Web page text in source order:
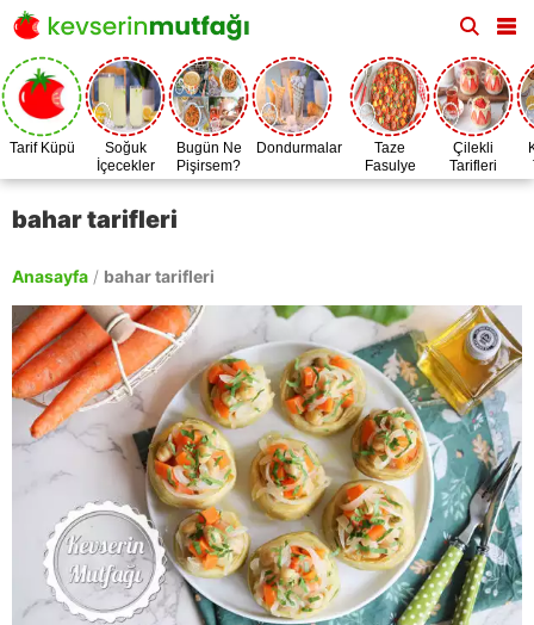
Tarif Küpü
Soğuk
İçecekler
Bugün Ne
Pişirsem?
Dondurmalar
Taze
Fasulye
Zamanı
Çilekli
Tarifleri
bahar tarifleri
Anasayfa / bahar tarifleri